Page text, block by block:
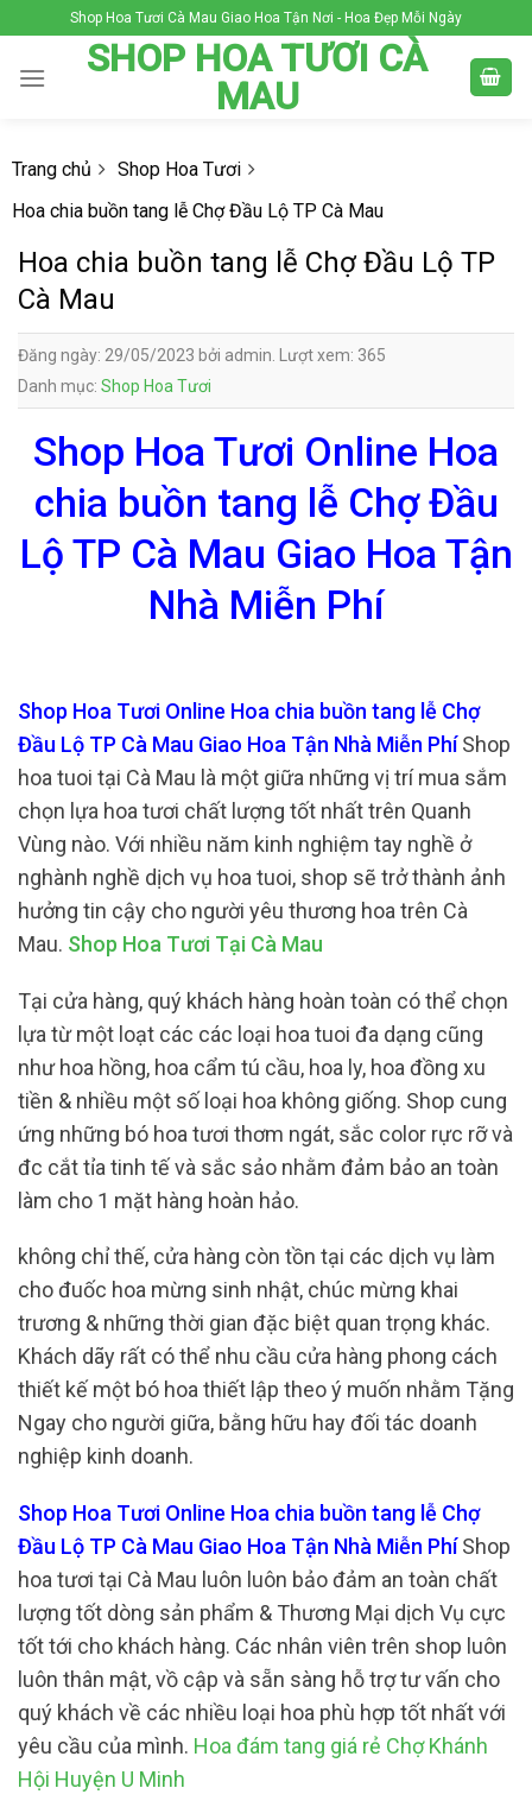
to
content
Shop Hoa Tươi Cà Mau Giao Hoa Tận Nơi - Hoa Đẹp Mỗi Ngày
SHOP HOA TƯƠI CÀ
MAU
Trang chủ
Shop Hoa Tươi
Hoa chia buồn tang lễ Chợ Đầu Lộ TP Cà Mau
Hoa chia buồn tang lễ Chợ Đầu Lộ TP
Cà Mau
Đăng ngày: 29/05/2023 bởi admin. Lượt xem: 365
Danh mục: Shop Hoa Tươi
Shop Hoa Tươi Online Hoa
chia buồn tang lễ Chợ Đầu
Lộ TP Cà Mau Giao Hoa Tận
Nhà Miễn Phí
Shop Hoa Tươi Online Hoa chia buồn tang lễ Chợ
Đầu Lộ TP Cà Mau Giao Hoa Tận Nhà Miễn PhíShop
hoa tuoi tại Cà Mau là một giữa những vị trí mua sắm
chọn lựa hoa tươi chất lượng tốt nhất trên Quanh
Vùng nào. Với nhiều năm kinh nghiệm tay nghề ở
nghành nghề dịch vụ hoa tuoi, shop sẽ trở thành ảnh
hưởng tin cậy cho người yêu thương hoa trên Cà
Mau. Shop Hoa Tươi Tại Cà Mau
Tại cửa hàng, quý khách hàng hoàn toàn có thể chọn
lựa từ một loạt các các loại hoa tuoi đa dạng cũng
như hoa hồng, hoa cẩm tú cầu, hoa ly, hoa đồng xu
tiền & nhiều một số loại hoa không giống. Shop cung
ứng những bó hoa tươi thơm ngát, sắc color rực rỡ và
đc cắt tỉa tinh tế và sắc sảo nhằm đảm bảo an toàn
làm cho 1 mặt hàng hoàn hảo.
không chỉ thế, cửa hàng còn tồn tại các dịch vụ làm
cho đuốc hoa mừng sinh nhật, chúc mừng khai
trương & những thời gian đặc biệt quan trọng khác.
Khách dãy rất có thể nhu cầu cửa hàng phong cách
thiết kế một bó hoa thiết lập theo ý muốn nhằm Tặng
Ngay cho người giữa, bằng hữu hay đối tác doanh
nghiệp kinh doanh.
Shop Hoa Tươi Online Hoa chia buồn tang lễ Chợ
Đầu Lộ TP Cà Mau Giao Hoa Tận Nhà Miễn PhíShop
hoa tươi tại Cà Mau luôn luôn bảo đảm an toàn chất
lượng tốt dòng sản phẩm & Thương Mại dịch Vụ cực
tốt tới cho khách hàng. Các nhân viên trên shop luôn
luôn thân mật, vồ cập và sẵn sàng hỗ trợ tư vấn cho
quý khách về các nhiều loại hoa phù hợp tốt nhất với
yêu cầu của mình. Hoa đám tang giá rẻ Chợ Khánh
Hội Huyện U Minh